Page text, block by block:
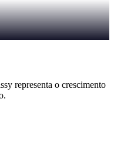
representa o crescimento